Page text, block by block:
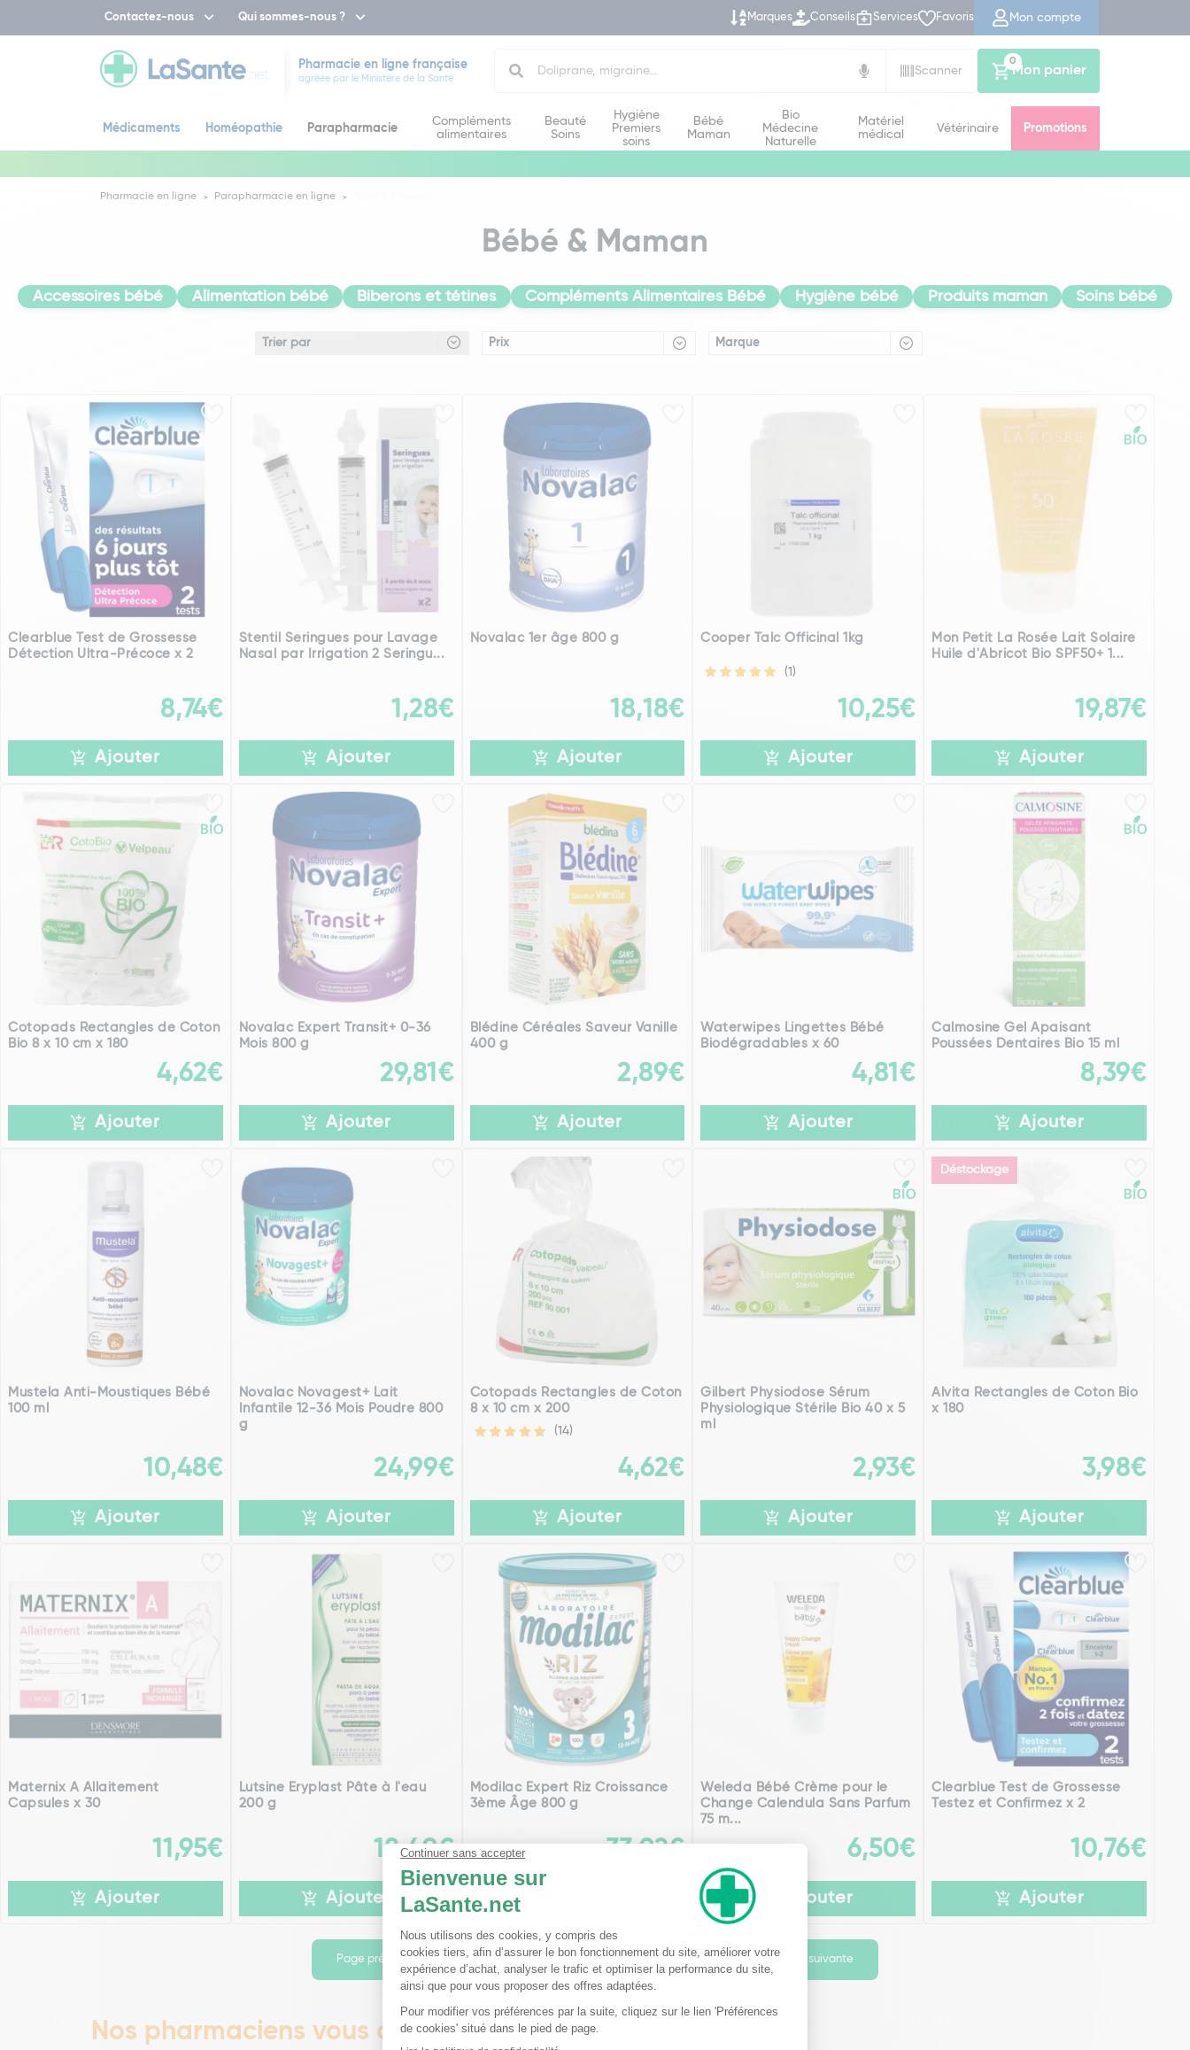
Contactez-nous Qui sommes-nous ? Marques Conseils Services Favoris Mon compte
Pharmacie en ligne française
agréée par le Ministère de la Santé
Scanner
Mon panier
0
Médicaments Homéopathie Parapharmacie
Compléments
alimentaires
Beauté
Soins
Hygiène
Premiers
soins
Bébé
Maman
Bio
Médecine
Naturelle
Matériel
médical
Vétérinaire Promotions
Pharmacie en ligne Parapharmacie en ligne
Bébé & Maman
Accessoires bébé Alimentation bébé Biberons et tétines Compléments Alimentaires Bébé Hygiène bébé Produits maman Soins bébé
Prix Marque
Clearblue Test de Grossesse
Détection Ultra-Précoce x 2
8,74€
Ajouter
Stentil Seringues pour Lavage
Nasal par Irrigation 2 Seringu...
1,28€
Ajouter
Novalac 1er âge 800 g
18,18€
Ajouter
Cooper Talc Officinal 1kg
(1)
10,25€
Ajouter
Mon Petit La Rosée Lait Solaire
Huile d'Abricot Bio SPF50+ 1...
19,87€
Ajouter
Cotopads Rectangles de Coton
Bio 8 x 10 cm x 180
4,62€
Ajouter
Novalac Expert Transit+ 0-36
Mois 800 g
29,81€
Ajouter
Blédine Céréales Saveur Vanille
400 g
2,89€
Ajouter
Waterwipes Lingettes Bébé
Biodégradables x 60
4,81€
Ajouter
Calmosine Gel Apaisant
Poussées Dentaires Bio 15 ml
8,39€
Ajouter
Mustela Anti-Moustiques Bébé
100 ml
10,48€
Ajouter
Novalac Novagest+ Lait
Infantile 12-36 Mois Poudre 800
g
24,99€
Ajouter
Cotopads Rectangles de Coton
8 x 10 cm x 200
(14)
4,62€
Ajouter
Gilbert Physiodose Sérum
Physiologique Stérile Bio 40 x 5
ml
2,93€
Ajouter
Déstockage
Alvita Rectangles de Coton Bio
x 180
3,98€
Ajouter
Maternix A Allaitement
Capsules x 30
11,95€
Ajouter
Lutsine Eryplast Pâte à l'eau
200 g
18,40€
Ajouter
Modilac Expert Riz Croissance
3ème Âge 800 g
33,02€
Weleda Bébé Crème pour le
Change Calendula Sans Parfum
75 m...
6,50€
Ajouter
Clearblue Test de Grossesse
Testez et Confirmez x 2
10,76€
Ajouter
Page précédente Page suivante
Nos pharmaciens vous conseillent